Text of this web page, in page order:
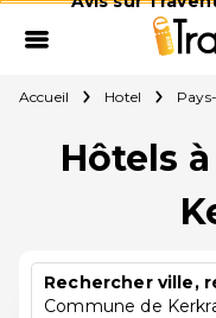
Accueil Hotel
Hôtels
Rechercher ville,
Commune de